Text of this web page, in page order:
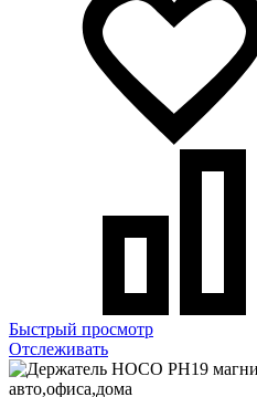
Быстрый просмотр
Отслеживать